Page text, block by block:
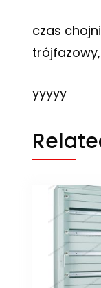
czas
yyyyy